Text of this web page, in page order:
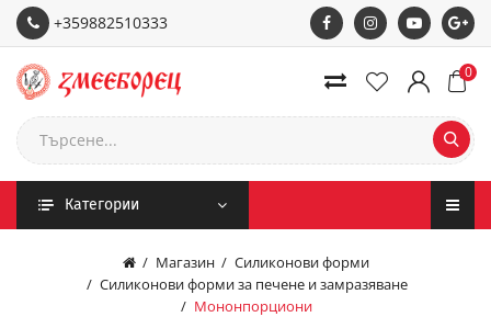
+359882510333
0
Категории
Магазин
Силиконови форми
Силиконови форми за печене и замразяване
Мононпорциони